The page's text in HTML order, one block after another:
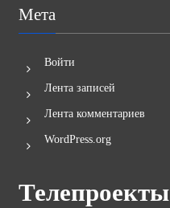
Мета
Войти
Лента записей
Лента комментариев
WordPress.org
Телепроекты